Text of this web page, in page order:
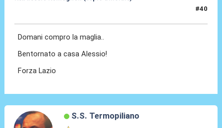
#40
Domani compro la maglia..
Bentornato a casa Alessio!
Forza Lazio
S.S. Termopiliano